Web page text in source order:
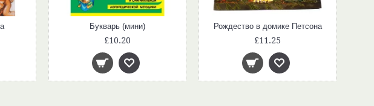
Букварь (мини)
£10.20
Рождество в домике Петсона
£11.25